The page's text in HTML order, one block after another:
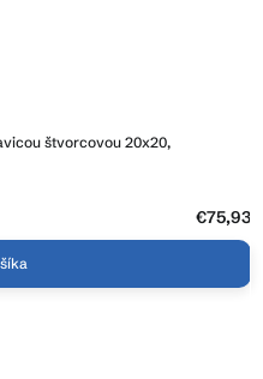
štvorcovou 20x20,
€75,93